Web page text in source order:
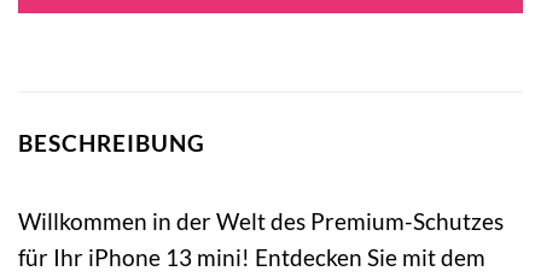
BESCHREIBUNG
Willkommen in der Welt des Premium-Schutzes
für Ihr iPhone 13 mini! Entdecken Sie mit dem